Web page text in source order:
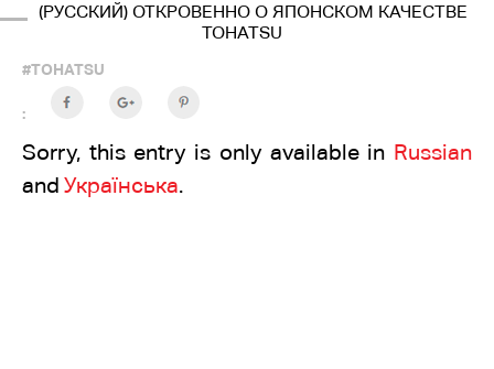
(РУССКИЙ) ОТКРОВЕННО О ЯПОНСКОМ КАЧЕСТВЕ
TOHATSU
#TOHATSU
:
Sorry, this entry is only available in Russian
and Українська.